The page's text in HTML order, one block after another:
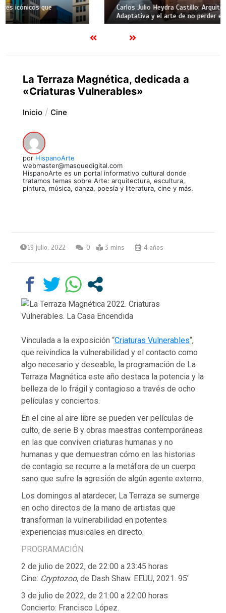
Carlos Julio Heydra Castillo: Arquitectura de Reutilización
Adaptativa y el arte de no perder el alma.
La Terraza Magnética, dedicada a
«Criaturas Vulnerables»
Inicio Cine
por HispanoArte
webmaster@masquedigital.com
HispanoArte es un portal informativo cultural donde
tratamos temas sobre Arte: arquitectura, escultura,
pintura, música, danza, poesía y literatura, cine y más.
19 julio, 2022 0 3 mins 4 años
Vinculada a la exposición “Criaturas Vulnerables“,
que reivindica la vulnerabilidad y el contacto como
algo necesario y deseable, la programación de La
Terraza Magnética este año destaca la potencia y la
belleza de lo frágil y contagioso a través de ocho
películas y conciertos.
En el cine al aire libre se pueden ver películas de
culto, de serie B y obras maestras contemporáneas
en las que conviven criaturas humanas y no
humanas y que demuestran cómo en las historias
de contagio se recurre a la metáfora de un cuerpo
sano que sufre la agresión de algún agente externo.
Los domingos al atardecer, La Terraza se sumerge
en ocho directos de la mano de artistas que
transforman la vulnerabilidad en potentes
experiencias musicales en directo.
PROGRAMACIÓN
2 de julio de 2022, de 22:00 a 23:45 horas
Cine: Cryptozoo, de Dash Shaw. EEUU, 2021. 95’
3 de julio de 2022, de 21:00 a 22:00 horas
Concierto: Francisco López.